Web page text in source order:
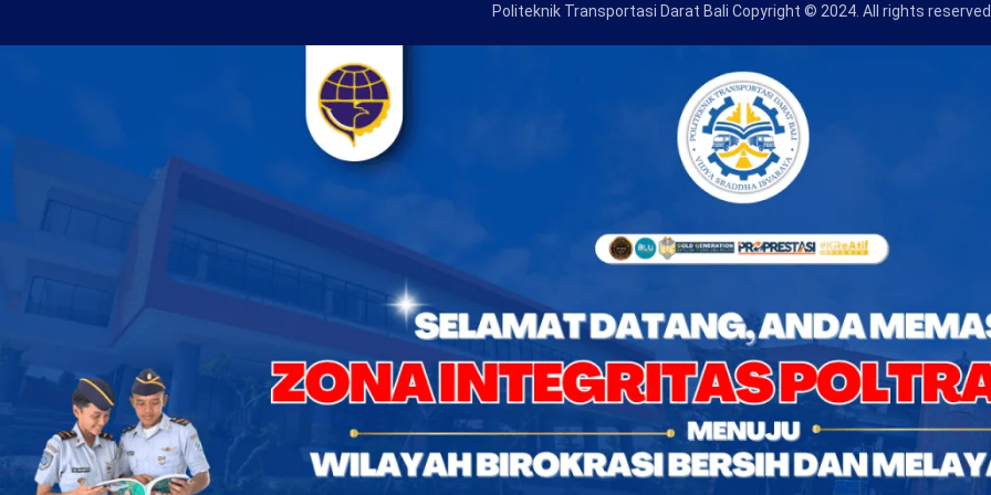
Politeknik Transportasi Darat Bali Copyright © 2024. All rights